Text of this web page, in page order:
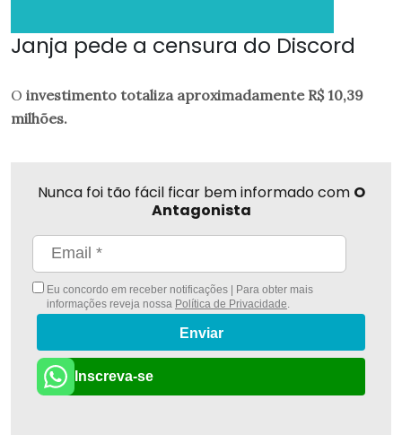
Janja pede a censura do Discord
O investimento totaliza aproximadamente R$ 10,39
milhões.
Nunca foi tão fácil ficar bem informado com O
Antagonista
Eu concordo em receber notificações | Para obter mais
informações reveja nossa Política de Privacidade
Enviar
Inscreva-se